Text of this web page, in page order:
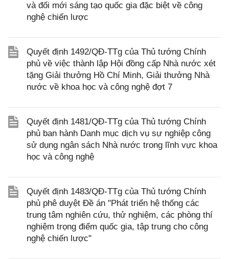
và đổi mới sáng tạo quốc gia đặc biệt về công
nghệ chiến lược
Quyết định 1492/QĐ-TTg của Thủ tướng Chính
phủ về việc thành lập Hội đồng cấp Nhà nước xét
tặng Giải thưởng Hồ Chí Minh, Giải thưởng Nhà
nước về khoa học và công nghệ đợt 7
Quyết định 1481/QĐ-TTg của Thủ tướng Chính
phủ ban hành Danh mục dịch vụ sự nghiệp công
sử dụng ngân sách Nhà nước trong lĩnh vực khoa
học và công nghệ
Quyết định 1483/QĐ-TTg của Thủ tướng Chính
phủ phê duyệt Đề án "Phát triển hệ thống các
trung tâm nghiên cứu, thử nghiệm, các phòng thí
nghiệm trọng điểm quốc gia, tập trung cho công
nghệ chiến lược"